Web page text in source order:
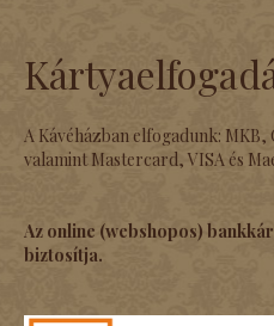
A Kávéházban elfogadunk: MKB,
valamint Mastercard, VISA és
Az online (webshopos)
biztosítja.